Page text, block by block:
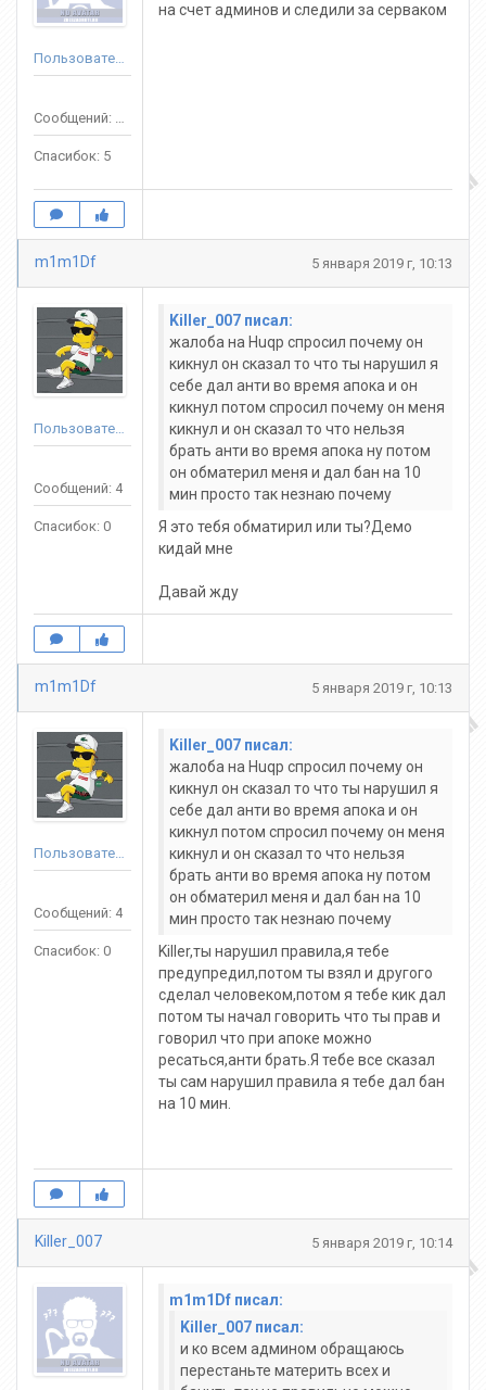
Пользователь
Сообщений: 57
Спасибок: 5
на счет админов и следили за серваком
m1m1Df 5 января 2019 г, 10:13
Пользователь
Сообщений: 4
Спасибок: 0
Killer_007 писал:
жалоба на Huqp спросил почему он
кикнул он сказал то что ты нарушил я
себе дал анти во время апока и он
кикнул потом спросил почему он меня
кикнул и он сказал то что нельзя
брать анти во время апока ну потом
он обматерил меня и дал бан на 10
мин просто так незнаю почему
Я это тебя обматирил или ты?Демо
кидай мне
Давай жду
m1m1Df 5 января 2019 г, 10:13
Пользователь
Сообщений: 4
Спасибок: 0
Killer_007 писал:
жалоба на Huqp спросил почему он
кикнул он сказал то что ты нарушил я
себе дал анти во время апока и он
кикнул потом спросил почему он меня
кикнул и он сказал то что нельзя
брать анти во время апока ну потом
он обматерил меня и дал бан на 10
мин просто так незнаю почему
Killer,ты нарушил правила,я тебе
предупредил,потом ты взял и другого
сделал человеком,потом я тебе кик дал
потом ты начал говорить что ты прав и
говорил что при апоке можно
ресаться,анти брать.Я тебе все сказал
ты сам нарушил правила я тебе дал бан
на 10 мин.
Killer_007 5 января 2019 г, 10:14
m1m1Df писал:
Killer_007 писал:
и ко всем админом обращаюсь
перестаньте материть всех и